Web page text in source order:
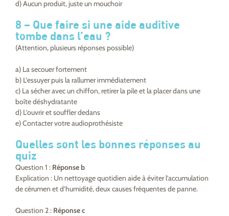
d) Aucun produit, juste un mouchoir
8 – Que faire si une aide auditive
tombe dans l’eau ?
(Attention, plusieurs réponses possible)
a) La secouer fortement
b) L’essuyer puis la rallumer immédiatement
c) La sécher avec un chiffon, retirer la pile et la placer dans une
boîte déshydratante
d) L’ouvrir et souffler dedans
e) Contacter votre audioprothésiste
Quelles sont les bonnes réponses au
quiz
Question 1 : Réponse b
Explication : Un nettoyage quotidien aide à éviter l’accumulation
de cérumen et d’humidité, deux causes fréquentes de panne.
Question 2 : Réponse c